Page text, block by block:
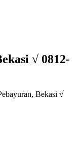
√ 0812-
Bekasi √